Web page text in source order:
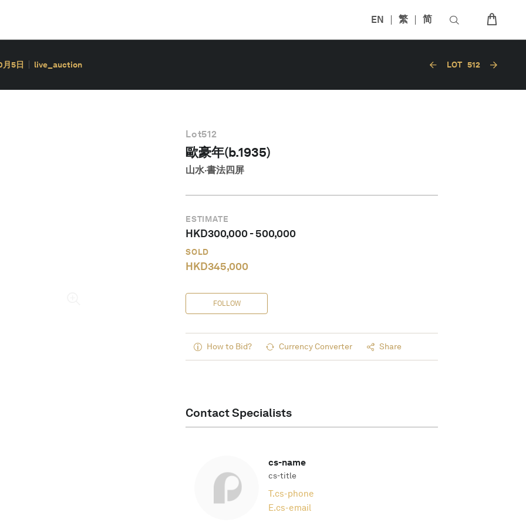
EN 繁 简
月5日 live_auction LOT 512
Lot512
歐豪年(b.1935)
山水·書法四屏
ESTIMATE
HKD300,000-500,000
SOLD
HKD345,000
FOLLOW
How to Bid? Currency Converter Share
Contact Specialists
cs-name
cs-title
T.cs-phone
E.cs-email